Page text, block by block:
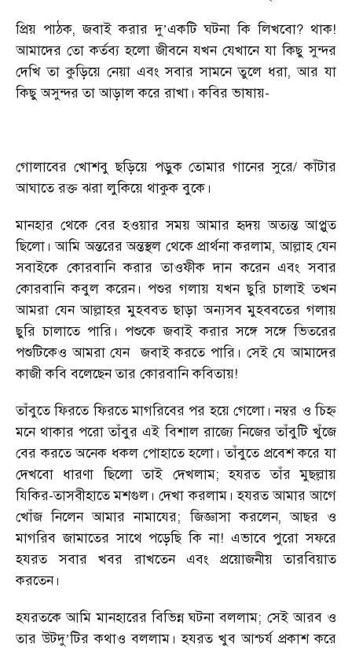
প্রিয় পাঠক, জবাই করার দু’একটি ঘটনা কি লিখবো? থাক!
আমাদের তো কর্তব্য হলো জীবনে যখন যেখানে যা কিছু সুন্দর
দেখি তা কুড়িয়ে নেয়া এবং সবার সামনে তুলে ধরা, আর যা
কিছু অসুন্দর তা আড়াল করে রাখা। কবির ভাষায়-
গোলাবের খোশবু ছড়িয়ে পড়ুক তোমার গানের সুরে/ কাঁটার
আঘাতে রক্ত ঝরা লুকিয়ে থাকুক বুকে।
মানহার থেকে বের হওয়ার সময় আমার হৃদয় অত্যন্ত আপ্লুত
ছিলো। আমি অন্তরের অন্তস্থল থেকে প্রার্থনা করলাম, আল্লাহ যেন
সবাইকে কোরবানি করার তাওফীক দান করেন এবং সবার
কোরবানি কবুল করেন। পশুর গলায় যখন ছুরি চালাই তখন
আমরা যেন আল্লাহর মুহববত ছাড়া অন্যসব মুহববতের গলায়
ছুরি চালাতে পারি। পশুকে জবাই করার সঙ্গে সঙ্গে ভিতরের
পশুটিকেও আমরা যেন
জবাই করতে পারি। সেই যে আমাদের
কাজী কবি বলেছেন তার কোরবানি কবিতায়!
তাঁবুতে ফিরতে ফিরতে মাগরিবের পর হয়ে গেলো। নম্বর ও চিহ্ন
মনে থাকার পরো তাঁবুর এই বিশাল রাজ্যে নিজের তাঁবুটি খুঁজে
বের করতে অনেক ধকল পোহাতে হলো। তাঁবুতে প্রবেশ করে যা
দেখবো ধারণা ছিলো তাই দেখলাম; হযরত তাঁর মুছল্লায়
যিকির-তাসবীহাতে মশগুল। দেখা করলাম। হযরত আমার আগে
খোঁজ নিলেন আমার নামাযের; জিজ্ঞাসা করলেন, আছর ও
মাগরিব জামাতের সাথে পড়েছি কি না! এভাবে পুরো সফরে
হযরত সবার খবর রাখতেন এবং প্রয়োজনীয় তারবিয়াত
করতেন।
হযরতকে আমি মানহারের বিভিন্ন ঘটনা বললাম; সেই আরব ও
তার উটদু’টির কথাও বললাম। হযরত খুব আশ্চর্য প্রকাশ করে